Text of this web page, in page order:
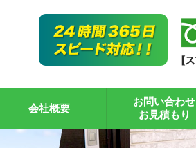
会社概要
お問い合わせ
お見積もり